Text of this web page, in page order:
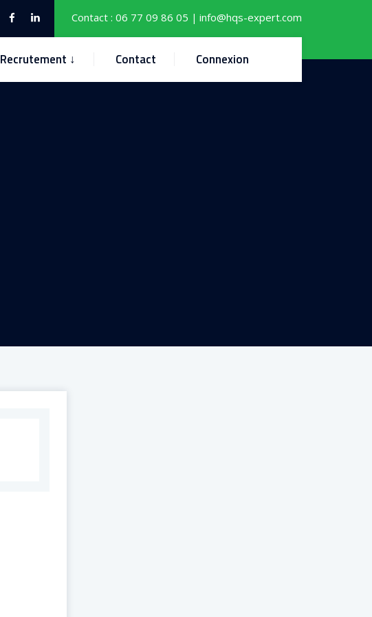
Contact : 06 77 09 86 05 | info@hqs-expert.com
Recrutement ↓ Contact Connexion